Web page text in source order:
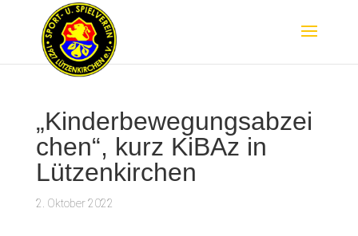
„Kinderbewegungsabzei
chen“, kurz KiBAz in
Lützenkirchen
2. Oktober 2022